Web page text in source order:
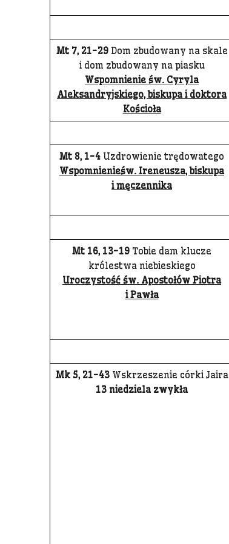
Mt 7, 21-29Dom zbudowany na skale
i dom zbudowany na piasku
Wspomnienie św. Cyryla
Aleksandryjskiego, biskupa i doktora
Kościoła
Mt 8, 1-4 Uzdrowienie trędowatego
Wspomnienieśw. Ireneusza, biskupa
i męczennika
Mt 16, 13-19 Tobie dam klucze
królestwa niebieskiego
Uroczystość św. Apostołów Piotra
i Pawła
Mk 5, 21-43Wskrzeszenie córki Jaira
13 niedziela zwykła